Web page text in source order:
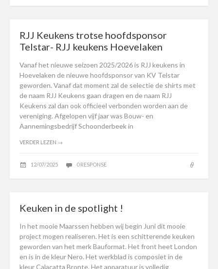
RJJ Keukens trotse hoofdsponsor
Telstar- RJJ keukens Hoevelaken
Vanaf het nieuwe seizoen 2025/2026 is RJJ keukens in
Hoevelaken de nieuwe hoofdsponsor van KV Telstar
geworden. Vanaf dat moment zal de selectie de shirts met
de naam RJJ Keukens gaan dragen en de naam RJJ
Keukens zal dan ook officieel verbonden worden aan de
vereniging. Afgelopen vijf jaar was Bouw- en
Aannemingsbedrijf Schoonderbeek in
VERDER LEZEN →
12/07/2025 0 RESPONSE
Keuken in de spotlight !
In het mooie Maarssen hebben wij begin Juni dit mooie
project mogen realiseren. Het is een schitterende keuken
geworden van het merk Bauformat. Het front heet London
en is in de kleur Nero. Het werkblad is composiet in de
kleur Calacatta Bronte. Het apparatuur is volledig